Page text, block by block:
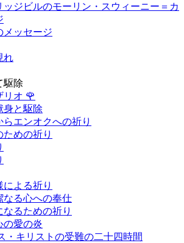
ッジビルのモーリン・スウィーニー＝カ
メッセージ
れ
駆除
リオ 🌹
身と駆除
エンオクへの祈り
めの祈り
よる祈り
なる心への奉仕
るための祈り
の愛の炎
・キリストの受難の二十四時間